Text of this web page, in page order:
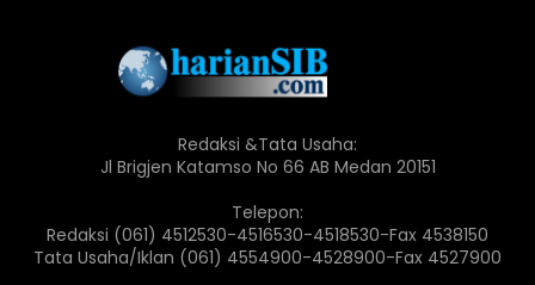
Redaksi &Tata Usaha:
Jl Brigjen Katamso No 66 AB Medan 20151
Telepon:
Redaksi (061) 4512530-4516530-4518530-Fax 4538150
Tata Usaha/Iklan (061) 4554900-4528900-Fax 4527900